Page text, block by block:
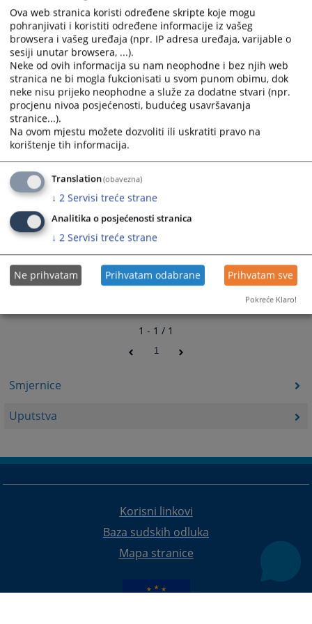
Smjernice
Uputstva
and
select
a
date.
Press
the
question
key
to
get
the
keyboard
for
changing
dates.
and
select
a
Press
the
question
key
get
for
dates.
sudsko i tužilačko vijeće Bosne i Hercegovine, na sjednici
održanoj dana 21.3.2024. godine, usvojilo je Uputstvo za
anonimizaciju.
25.04.2024.
1 - 1 / 1
1
Korisni linkovi
Baza sudskih odluka
Mapa stranice
Ova web stranica koristi određene skripte koje mogu
pohranjivati i koristiti određene informacije iz vašeg
browsera i vašeg uređaja (npr. IP adresa uređaja, varijable o
sesiji unutar browsera, ...).
Neke od ovih informacija su nam neophodne i bez njih web
stranica ne bi mogla fukcionisati u svom punom obimu, dok
neke nisu prijeko neophodne a služe za dodatne stvari (npr.
procjenu nivoa posjećenosti, budućeg usavršavanja
stranice...).
Na ovom mjestu možete dozvoliti ili uskratiti pravo na
korištenje tih informacija.
Translation(obavezna)
↓ 2 Servisi treće strane
Analitika o posjećenosti stranica
↓ 2 Servisi treće strane
Ne prihvatam Prihvatam odabrane Prihvatam sve
Pokreće Klaro!